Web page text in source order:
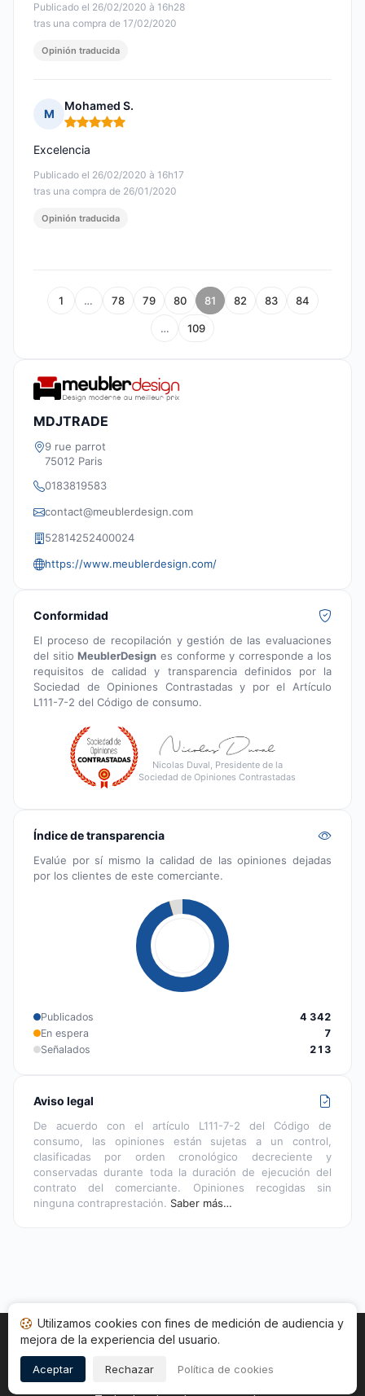
Publicado el 26/02/2020 à 16h28
tras una compra de 17/02/2020
Opinión traducida
M
Mohamed S.
Nota: 5 de 5
Publicado el 26/02/2020 à 16h17
tras una compra de 26/01/2020
Excelencia
Opinión traducida
1 … 78 79 80 81 82 83 84
… 109
MDJTRADE
9 rue parrot
75012 Paris
0183819583
contact@meublerdesign.com
52814252400024
https://www.meublerdesign.com/
Conformidad
El proceso de recopilación y gestión de las evaluaciones
del sitioMeublerDesign es conforme y corresponde a los
requisitos de calidad y transparencia definidos por la
Sociedad de Opiniones Contrastadas y por el Artículo
L111-7-2 del Código de consumo.
Nicolas Duval, Presidente de la
Sociedad de Opiniones Contrastadas
Índice de transparencia
Evalúe por sí mismo la calidad de las opiniones dejadas
por los clientes de este comerciante.
Publicados
4 342
En espera
7
Señalados
213
Aviso legal
De acuerdo con el artículo L111-7-2 del Código de
consumo, las opiniones están sujetas a un control,
clasificadas por orden cronológico decreciente y
conservadas durante toda la duración de ejecución del
contrato del comerciante. Opiniones recogidas sin
ninguna contraprestación. Saber más…
Inicio Estado opiniones Categorías
Copyright © 2026
Utilizamos cookies con fines de medición de audiencia y
mejora de la experiencia del usuario.
Aceptar Rechazar Política de cookies